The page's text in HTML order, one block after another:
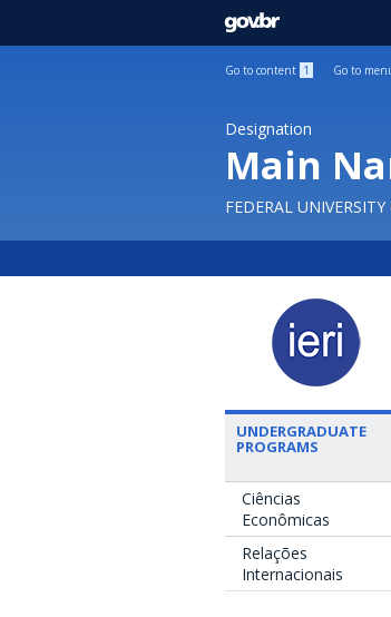
GOVBR
Go to content 1 Go to
Designation
Main
FEDERAL
UNDERGRADUATE
PROGRAMS
Ciências
Econômicas
Relações
Internacionais